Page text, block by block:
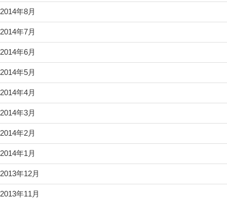
2014年8月
2014年7月
2014年6月
2014年5月
2014年4月
2014年3月
2014年2月
2014年1月
2013年12月
2013年11月